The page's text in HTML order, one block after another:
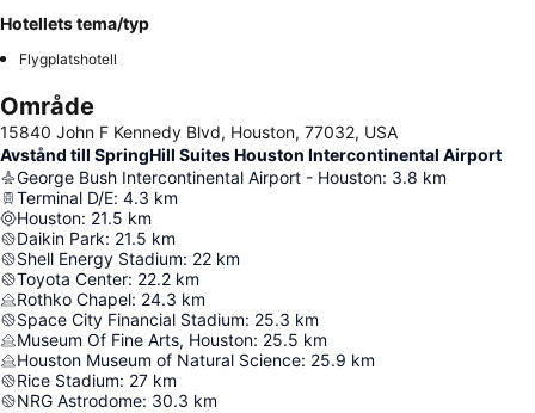
Hotellets tema/typ
Flygplatshotell
Område
15840 John F Kennedy Blvd, Houston, 77032, USA
Avstånd till SpringHill Suites Houston Intercontinental Airport
George Bush Intercontinental Airport - Houston: 3.8 km
Terminal D/E: 4.3 km
Houston: 21.5 km
Daikin Park: 21.5 km
Shell Energy Stadium: 22 km
Toyota Center: 22.2 km
Rothko Chapel: 24.3 km
Space City Financial Stadium: 25.3 km
Museum Of Fine Arts, Houston: 25.5 km
Houston Museum of Natural Science: 25.9 km
Rice Stadium: 27 km
NRG Astrodome: 30.3 km